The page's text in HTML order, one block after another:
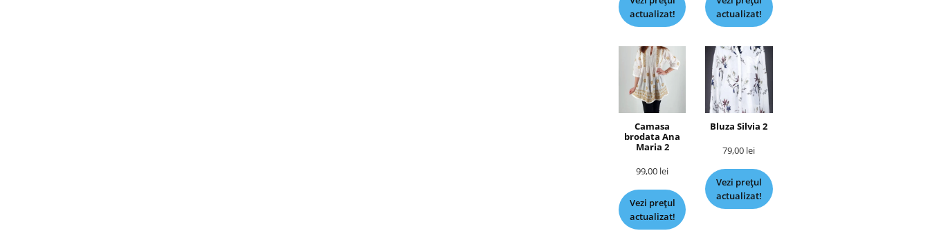
actualizat!
actualizat!
Camasa
brodata Ana
Maria 2
99,00 lei
Vezi prețul
actualizat!
Bluza Silvia 2
79,00 lei
Vezi prețul
actualizat!